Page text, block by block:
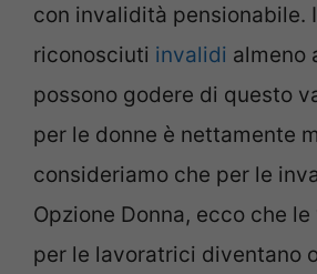
con invalidità pensionabile.
riconosciuti invalidi almeno
possono godere di questo
per le donne è nettamente
consideriamo che per le
Opzione Donna, ecco che
per le lavoratrici diventano